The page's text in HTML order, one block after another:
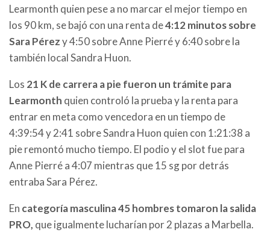
Learmonth quien pese a no marcar el mejor tiempo en
los 90 km, se bajó con una renta de4:12 minutos sobre
Sara Pérezy 4:50 sobre Anne Pierré y 6:40 sobre la
también local Sandra Huon.
Los 21 K de carrera a pie fueron un trámite para
Learmonth quien controló la prueba y la renta para
entrar en meta como vencedora en un tiempo de
4:39:54 y 2:41 sobreSandra Huon quien con 1:21:38 a
pie remontó mucho tiempo. El podio y el slot fue para
Anne Pierré a 4:07 mientras que 15 sg por detrás
entraba Sara Pérez.
En categoría masculina 45 hombres tomaron la salida
PRO, que igualmente lucharían por 2 plazas a Marbella.